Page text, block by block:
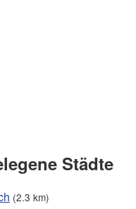
Städte
(2.3 km)